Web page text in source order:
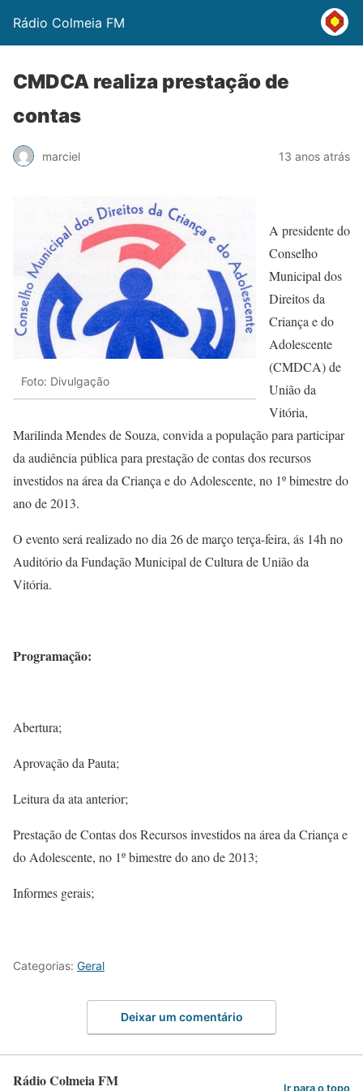
Rádio Colmeia FM
CMDCA realiza prestação de
contas
marciel 13 anos atrás
Foto: Divulgação
A presidente do
Conselho
Municipal dos
Direitos da
Criança e do
Adolescente
(CMDCA) de
União da
Vitória,
Marilinda Mendes de Souza, convida a população para participar
da audiência pública para prestação de contas dos recursos
investidos na área da Criança e do Adolescente, no 1º bimestre do
ano de 2013.
O evento será realizado no dia 26 de março terça-feira, ás 14h no
Auditório da Fundação Municipal de Cultura de União da
Vitória.
Programação:
Abertura;
Aprovação da Pauta;
Leitura da ata anterior;
Prestação de Contas dos Recursos investidos na área da Criança e
do Adolescente, no 1º bimestre do ano de 2013;
Informes gerais;
Categorias: Geral
Deixar um comentário
Rádio Colmeia FM Ir para o topo